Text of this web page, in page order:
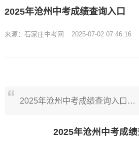
2025年沧州中考成绩查询入口
来源： 石家庄中考网 2025-07-02 07:46:16
2025年沧州中考成绩查询入口…
2025年沧州中考成绩